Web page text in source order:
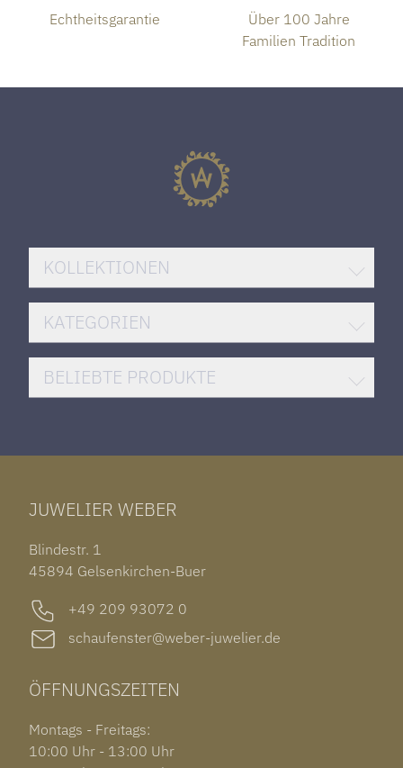
Echtheitsgarantie
Über 100 Jahre
Familien Tradition
KOLLEKTIONEN
BREITLING SUPEROCEAN
ROLEX DATEJUST
HUBLOT BIG BANG
SANTOS DE CARTIER
IWC PORTUGIESER
KATEGORIEN
DAMENUHREN
HERRENUHREN
ARMSCHMUCK
OHRSCHMUCK
OUT OF COLLECTION
BELIEBTE PRODUKTE
TAG HEUER CARRERA
ROLEX SUBMARINER DATE
GARMIN VENU 3S
JUWELIER WEBER
Blindestr. 1
45894 Gelsenkirchen-Buer
+49 209 93072 0
schaufenster@weber-juwelier.de
ÖFFNUNGSZEITEN
Montags - Freitags:
10:00 Uhr - 13:00 Uhr